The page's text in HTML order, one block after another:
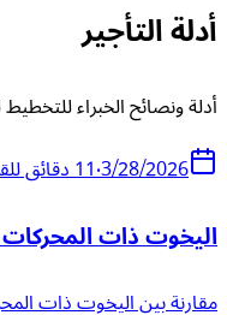
أدلة التأجير
أدلة ونصائح الخبراء
3/28/2026
•
11دقائق
اليخوت ذات المحركات
مقارنة بين اليخوت ذات